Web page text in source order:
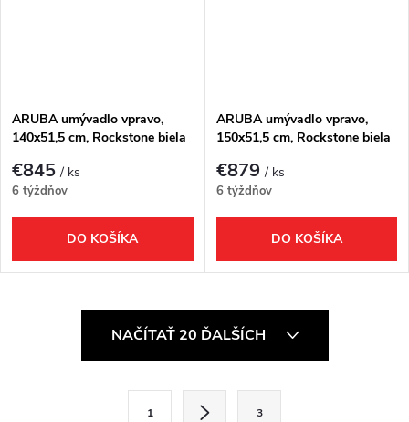
ARUBA umývadlo vpravo,
140x51,5 cm, Rockstone biela
€845/ ks
6 týždňov
DO KOŠÍKA
ARUBA umývadlo vpravo,
150x51,5 cm, Rockstone biela
€879/ ks
6 týždňov
DO KOŠÍKA
NAČÍTAŤ 20 ĎALŠÍCH
1 3